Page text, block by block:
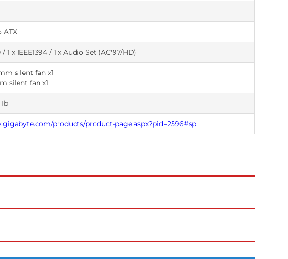
ATX
/ 1 x IEEE1394 / 1 x Audio Set (AC'97/HD)
silent fan x1
silent fan x1
Ib
products/product-page.aspx?pid=2596#sp